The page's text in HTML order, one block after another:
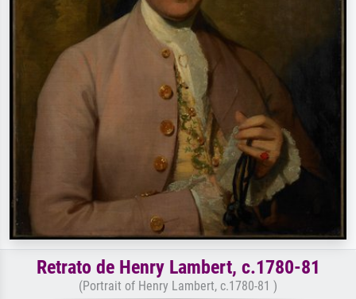
Retrato de Henry Lambert, c.1780-81
(Portrait of Henry Lambert, c.1780-81 )